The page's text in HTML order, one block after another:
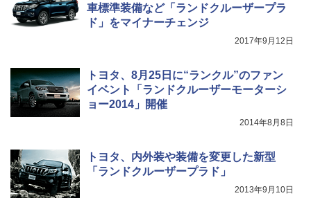
車標準装備など「ランドクルーザープラ
ド」をマイナーチェンジ
2017年9月12日
トヨタ、8月25日に“ランクル”のファン
イベント「ランドクルーザーモーターシ
ョー2014」開催
2014年8月8日
トヨタ、内外装や装備を変更した新型
「ランドクルーザープラド」
2013年9月10日